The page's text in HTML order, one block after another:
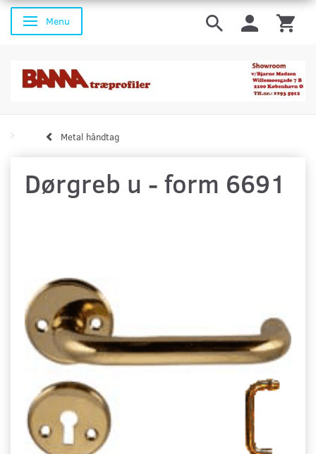
Skifte navigation
Menu
Metal håndtag
Dørgreb u - form 6691